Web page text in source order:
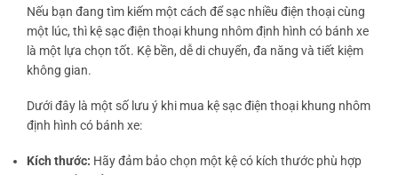
Nếu bạn đang tìm kiếm một cách để sạc nhiều điện thoại cùng
một lúc, thì kệ sạc điện thoại khung nhôm định hình có bánh xe
là một lựa chọn tốt. Kệ bền, dễ di chuyển, đa năng và tiết kiệm
không gian.
Dưới đây là một số lưu ý khi mua kệ sạc điện thoại khung nhôm
định hình có bánh xe:
Kích thước: Hãy đảm bảo chọn một kệ có kích thước phù hợp